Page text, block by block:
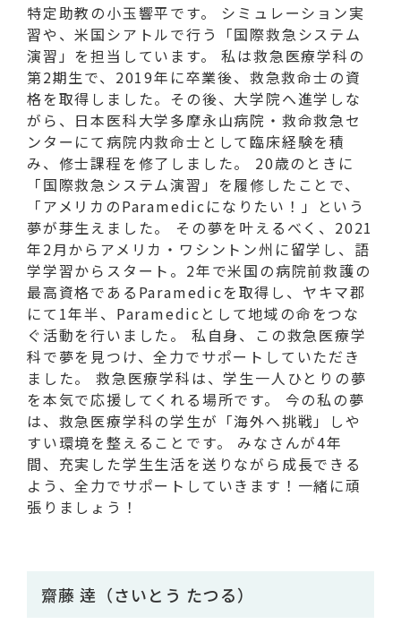
特定助教の小玉響平です。 シミュレーション実
習や、米国シアトルで行う「国際救急システム
演習」を担当しています。 私は救急医療学科の
第2期生で、2019年に卒業後、救急救命士の資
格を取得しました。その後、大学院へ進学しな
がら、日本医科大学多摩永山病院・救命救急セ
ンターにて病院内救命士として臨床経験を積
み、修士課程を修了しました。 20歳のときに
「国際救急システム演習」を履修したことで、
「アメリカのParamedicになりたい！」という
夢が芽生えました。 その夢を叶えるべく、2021
年2月からアメリカ・ワシントン州に留学し、語
学学習からスタート。2年で米国の病院前救護の
最高資格であるParamedicを取得し、ヤキマ郡
にて1年半、Paramedicとして地域の命をつな
ぐ活動を行いました。 私自身、この救急医療学
科で夢を見つけ、全力でサポートしていただき
ました。 救急医療学科は、学生一人ひとりの夢
を本気で応援してくれる場所です。 今の私の夢
は、救急医療学科の学生が「海外へ挑戦」しや
すい環境を整えることです。 みなさんが4年
間、充実した学生生活を送りながら成長できる
よう、全力でサポートしていきます！一緒に頑
張りましょう！
齋藤 逹（さいとう たつる）